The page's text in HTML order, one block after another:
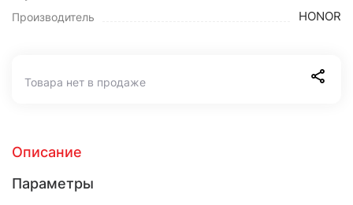
Производитель HONOR
Товара нет в продаже
Описание
Параметры